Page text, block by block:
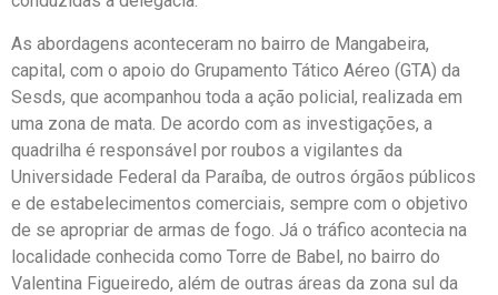
As abordagens aconteceram no bairro de Mangabeira,
capital, com o apoio do Grupamento Tático Aéreo (GTA) da
Sesds, que acompanhou toda a ação policial, realizada em
uma zona de mata. De acordo com as investigações, a
quadrilha é responsável por roubos a vigilantes da
Universidade Federal da Paraíba, de outros órgãos públicos
e de estabelecimentos comerciais, sempre com o objetivo
de se apropriar de armas de fogo. Já o tráfico acontecia na
localidade conhecida como Torre de Babel, no bairro do
Valentina Figueiredo, além de outras áreas da zona sul da